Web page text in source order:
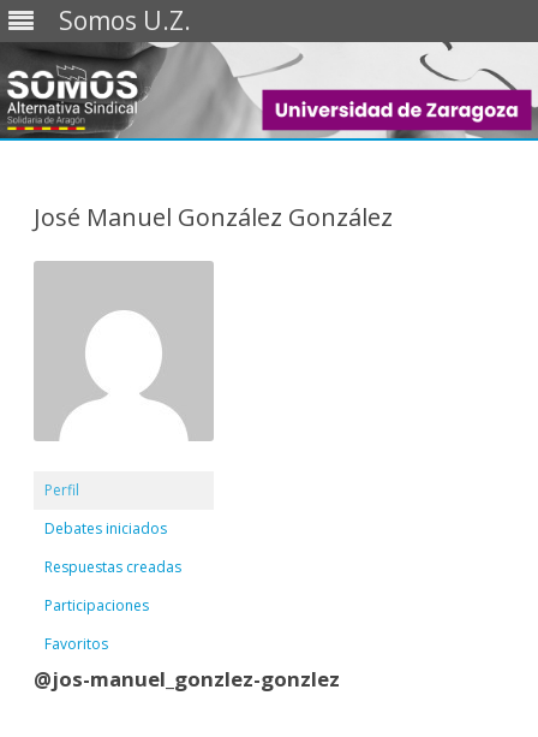
Somos U.Z.
Saltar
José Manuel González González
Perfil
Debates iniciados
Respuestas creadas
Participaciones
Favoritos
@jos-manuel_gonzlez-gonzlez